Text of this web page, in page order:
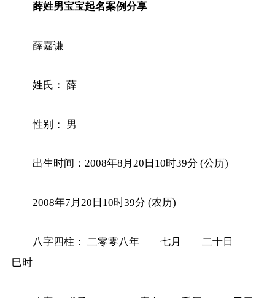
薛姓男宝宝起名案例分享
薛嘉谦
姓氏： 薛
性别： 男
出生时间：2008年8月20日10时39分 (公历)
2008年7月20日10时39分 (农历)
八字四柱： 二零零八年 七月 二十日
巳时